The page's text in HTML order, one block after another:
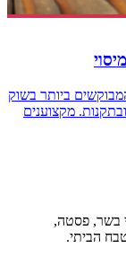
ביותר בשוק
מקצוענים
של 416 – מתכוני בשר, פסטה,
הביתי.